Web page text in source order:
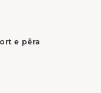
e pêra